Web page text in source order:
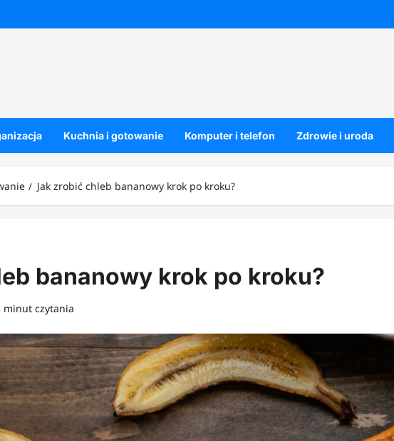
Kuchnia i gotowanie Komputer i telefon Zdrowie i uroda
Jak zrobić chleb bananowy krok po kroku?
bananowy krok po kroku?
minut czytania